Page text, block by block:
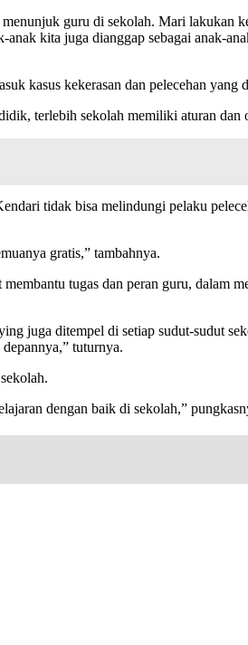
guru di sekolah. Mari lakukan
kita juga dianggap sebagai anak-
kasus kekerasan dan pelecehan yang
terlebih sekolah memiliki aturan dan
tidak bisa melindungi pelaku
gratis,” tambahnya.
tugas dan peran guru, dalam
juga ditempel di setiap sudut-sudut
tuturnya.
dengan baik di sekolah,”